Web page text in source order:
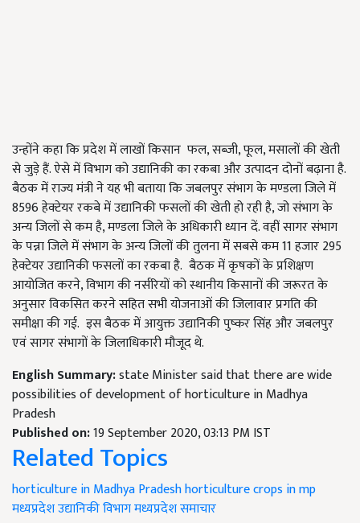
उन्होंने कहा कि प्रदेश में लाखों किसान फल, सब्जी, फूल, मसालों की खेती
से जुड़े हैं. ऐसे में विभाग को उद्यानिकी का रकबा और उत्पादन दोनों बढ़ाना है.
बैठक में राज्य मंत्री ने यह भी बताया कि जबलपुर संभाग के मण्डला जिले में
8596 हेक्टेयर रकबे में उद्यानिकी फसलों की खेती हो रही है, जो संभाग के
अन्य जिलों से कम है, मण्डला जिले के अधिकारी ध्यान दें. वहीं सागर संभाग
के पन्ना जिले में संभाग के अन्य जिलों की तुलना में सबसे कम 11 हजार 295
हेक्टेयर उद्यानिकी फसलों का रकबा है. बैठक में कृषकों के प्रशिक्षण
आयोजित करने, विभाग की नर्सरियों को स्थानीय किसानों की जरूरत के
अनुसार विकसित करने सहित सभी योजनाओं की जिलावार प्रगति की
समीक्षा की गई. इस बैठक में आयुक्त उद्यानिकी पुष्कर सिंह और जबलपुर
एवं सागर संभागों के जिलाधिकारी मौजूद थे.
English Summary:state Minister said that there are wide
possibilities of development of horticulture in Madhya
Pradesh
Published on:19 September 2020, 03:13 PM IST
Related Topics
horticulture in Madhya Pradeshhorticulture crops in mp
मध्यप्रदेश उद्यानिकी विभागमध्यप्रदेश समाचार